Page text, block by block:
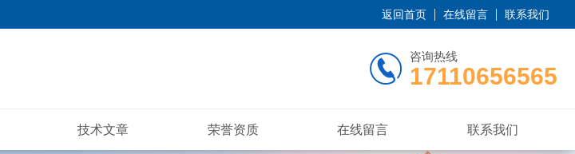
返回首页 在线留言 联系我们
咨询热线
17110656565
技术文章 荣誉资质 在线留言 联系我们